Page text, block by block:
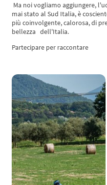
Ma noi vogliamo aggiungere,
mai stato al Sud Italia, è
più coinvolgente, calorosa, di
bellezza dell'Italia.
Partecipare per raccontare